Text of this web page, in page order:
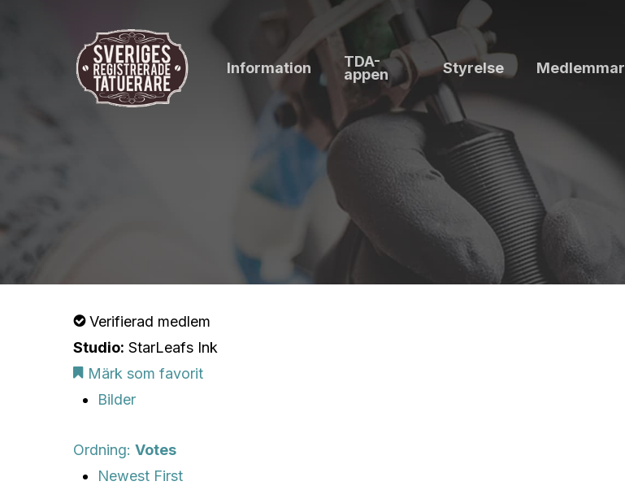
Information TDA-
appen Styrelse Medlemmar
Verifierad medlem
Studio: StarLeafs Ink
Märk som favorit
Bilder
Ordning: Votes
Newest First